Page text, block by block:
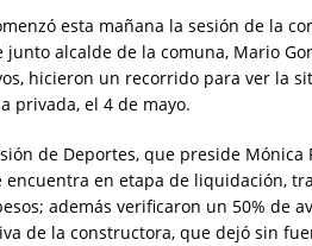
esta mañana la sesión de la
alcalde de la comuna, Mario
hicieron un recorrido para ver la
privada, el 4 de mayo.
de Deportes, que preside Mónica
en etapa de liquidación,
además verificaron un 50% de
de la constructora, que dejó sin